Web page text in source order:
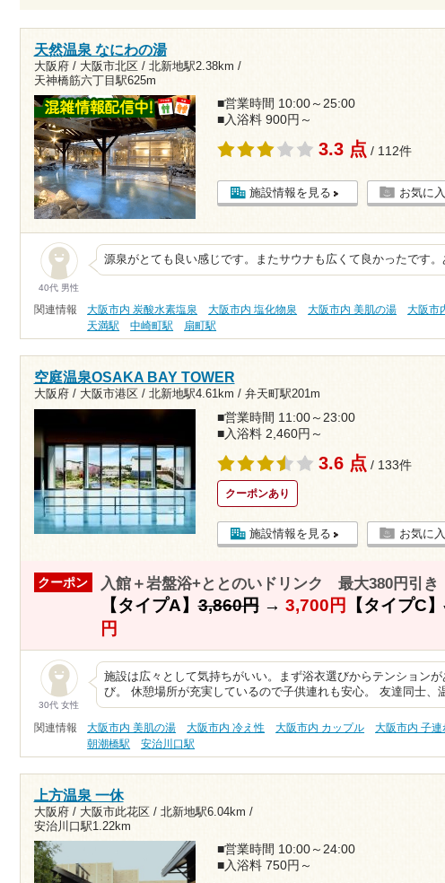
天然温泉 なにわの湯
大阪府 / 大阪市北区 / 北新地駅2.38km /
天神橋筋六丁目駅625m
■営業時間 10:00～25:00
■入浴料 900円～
3.3 点 / 112件
施設情報を見る お気に
40代 男性
源泉がとても良い感じです。またサウナも広くて良かったです
関連情報 大阪市内 炭酸水素塩泉 大阪市内 塩化物泉 大阪市内 美肌の湯 大阪市
天満駅
中崎町駅 扇町駅
空庭温泉OSAKA BAY TOWER
大阪府 / 大阪市港区 / 北新地駅4.61km / 弁天町駅201m
■営業時間 11:00～23:00
■入浴料 2,460円～
3.6 点 / 133件
クーポンあり
施設情報を見る お気に
クーポン 入館＋岩盤浴+ととのいドリンク 最大380円引き
【タイプA】3,860円→ 3,700円 【タイプC】
円
30代 女性
施設は広々として気持ちがいい。まず浴衣選びからテンション
び。 休憩場所が充実しているので子供連れも安心。 友達同士
関連情報 大阪市内 美肌の湯 大阪市内 冷え性 大阪市内 カップル 大阪市内 子連
朝潮橋駅
安治川口駅
上方温泉 一休
大阪府 / 大阪市此花区 / 北新地駅6.04km /
安治川口駅1.22km
■営業時間 10:00～24:00
■入浴料 750円～